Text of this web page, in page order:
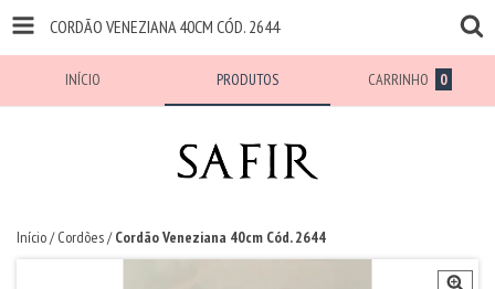
CORDÃO VENEZIANA 40CM CÓD. 2644
INÍCIO PRODUTOS CARRINHO 0
Início/ Cordões/ Cordão Veneziana 40cm Cód. 2644